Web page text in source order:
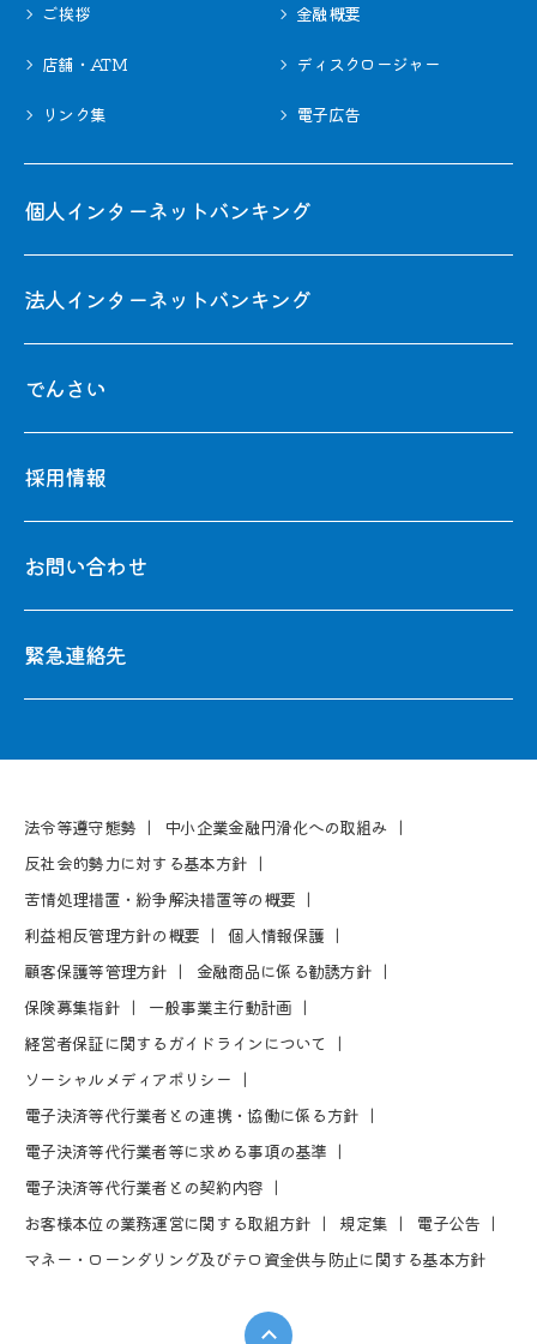
ご挨拶 金融概要
店舗・ATM ディスクロージャー
リンク集 電子広告
個人インターネットバンキング
法人インターネットバンキング
でんさい
採用情報
お問い合わせ
緊急連絡先
法令等遵守態勢
中⼩企業⾦融円滑化への取組み
反社会的勢⼒に対する基本⽅針
苦情処理措置・紛争解決措置等の概要
利益相反管理⽅針の概要
個⼈情報保護
顧客保護等管理⽅針
⾦融商品に係る勧誘⽅針
保険募集指針
⼀般事業主⾏動計画
経営者保証に関するガイドラインについて
ソーシャルメディアポリシー
電⼦決済等代⾏業者との連携・協働に係る⽅針
電⼦決済等代⾏業者等に求める事項の基準
電⼦決済等代⾏業者との契約内容
お客様本位の業務運営に関する取組⽅針
規定集
電⼦公告
マネー・ローンダリング及びテロ資金供与防止に関する基本方針